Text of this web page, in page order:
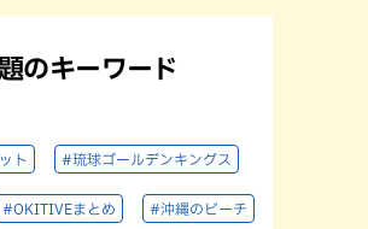
のキーワード
ト #琉球ゴールデンキングス
#OKITIVEまとめ #沖縄のビーチ